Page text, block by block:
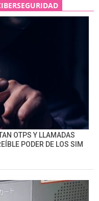
OTPS Y LLAMADAS
PODER DE LOS SIM